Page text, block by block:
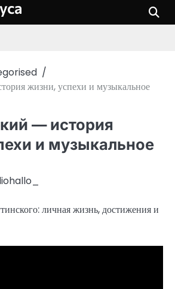
жизни, успехи и музыкальное
— история
и музыкальное